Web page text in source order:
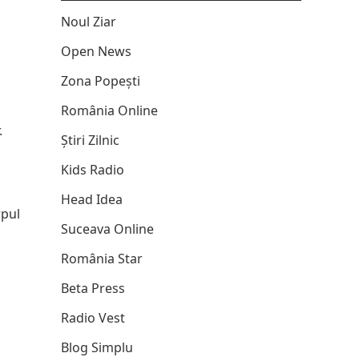
Noul Ziar
Open News
Zona Popești
România Online
Știri Zilnic
Kids Radio
Head Idea
Suceava Online
România Star
Beta Press
Radio Vest
Blog Simplu